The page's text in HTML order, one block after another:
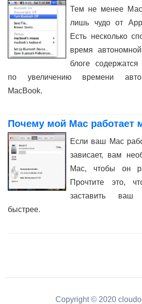
Тем не менее
лишь чудо от
Есть несколько
время
блоге
по увеличению времени
MacBook.
Почему мой Mac работает
Если ваш Mac
зависает, вам
Mac, чтобы он
Прочтите это,
заставить ваш
быстрее.
Copyright © 2020